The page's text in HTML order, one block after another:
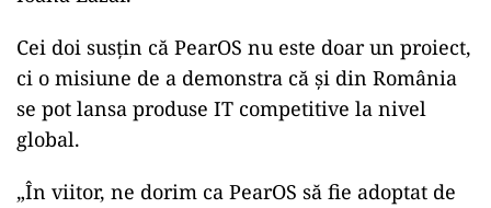
Cei doi susţin că PearOS nu este doar un proiect,
ci o misiune de a demonstra că și din România
se pot lansa produse IT competitive la nivel
global.
„În viitor, ne dorim ca PearOS să fie adoptat de